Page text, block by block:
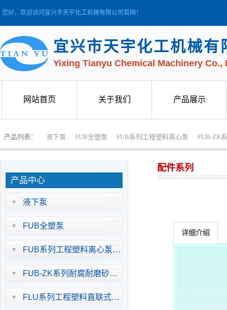
您好，欢迎访问宜兴市天宇化工机械有限公司官网！
宜兴市天宇化工机械有
Yixing Tianyu Chemical Machinery Co.,
网站首页
网站首页
关于我们
关于我们
产品展示
产品展示
产品列表： 液下泵 FUB全塑泵 FUB系列工程塑料离心泵 FUB-ZK
产品中心
液下泵
FUB全塑泵
FUB系列工程塑料离心泵…
FUB-ZK系列耐腐耐磨砂…
FLU系列工程塑料直联式…
配件系列
详细介绍